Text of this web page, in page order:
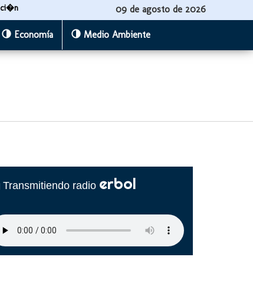
09 de agosto de 2026
Economía Medio Ambiente
Transmitiendo radio erbol